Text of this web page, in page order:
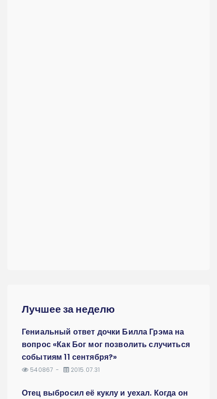
Лучшее за неделю
Гениальный ответ дочки Билла Грэма на
вопрос «Как Бог мог позволить случиться
событиям 11 сентября?»
540867 2015.07.31
Отец выбросил её куклу и уехал. Когда он